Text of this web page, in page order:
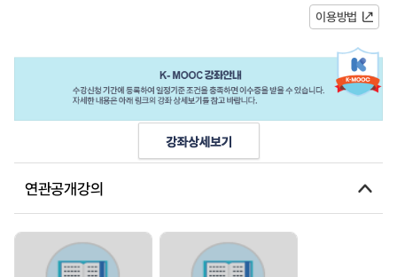
이용방법
연관공개강의